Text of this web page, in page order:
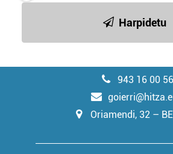
Harpidetu
943 16 00 56
Oriamendi, 32 –